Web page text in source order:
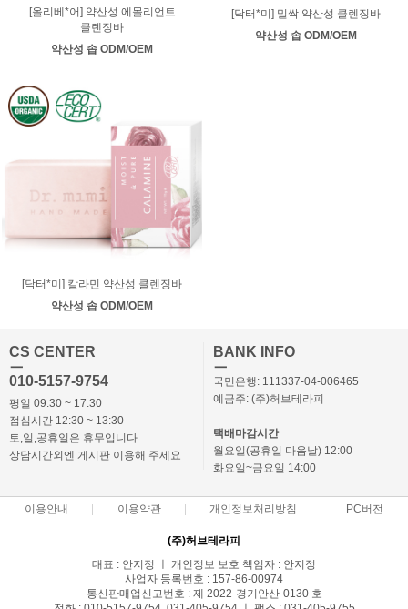
[올리베*어] 약산성 에몰리언트
클렌징바
약산성 솝 ODM/OEM
[닥터*미] 밀싹 약산성 클렌징바
약산성 솝 ODM/OEM
[닥터*미] 칼라민 약산성 클렌징바
약산성 솝 ODM/OEM
CS CENTER
ㅡ
010-5157-9754
평일 09:30 ~ 17:30
점심시간 12:30 ~ 13:30
토,일,공휴일은 휴무입니다
상담시간외엔 게시판 이용해 주세요
BANK INFO
ㅡ
국민은행: 111337-04-006465
예금주: (주)허브테라피
택배마감시간
월요일(공휴일 다음날) 12:00
화요일~금요일 14:00
이용안내 이용약관 개인정보처리방침 PC버전
(주)허브테라피
대표 : 안지정 ㅣ 개인정보 보호 책임자 : 안지정
사업자 등록번호 : 157-86-00974
통신판매업신고번호 : 제 2022-경기안산-0130 호